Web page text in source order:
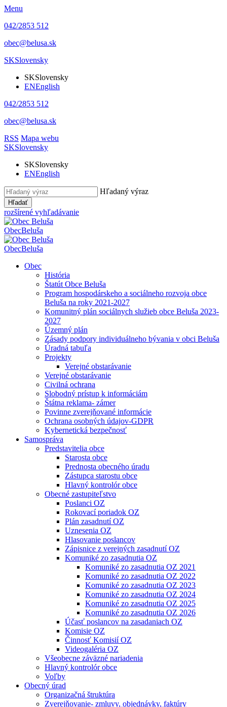
Menu
042/2853 512
obec@belusa.sk
SKSlovensky
SKSlovensky
ENEnglish
042/2853 512
obec@belusa.sk
RSS Mapa webu
SKSlovensky
SKSlovensky
ENEnglish
Hľadaný výraz
Hľadať
rozšírené vyhľadávanie
ObecBeluša
ObecBeluša
Obec
História
Štatút Obce Beluša
Program hospodárskeho a sociálneho rozvoja obce
Beluša na roky 2021-2027
Komunitný plán sociálnych služieb obce Beluša 2023-
2027
Územný plán
Zásady podpory individuálneho bývania v obci Beluša
Úradná tabuľa
Projekty
Verejné obstarávanie
Verejné obstarávanie
Civilná ochrana
Slobodný prístup k informáciám
Štátna reklama- zámer
Povinne zverejňované informácie
Ochrana osobných údajov-GDPR
Kybernetická bezpečnosť
Samospráva
Predstavitelia obce
Starosta obce
Prednosta obecného úradu
Zástupca starostu obce
Hlavný kontrolór obce
Obecné zastupiteľstvo
Poslanci OZ
Rokovací poriadok OZ
Plán zasadnutí OZ
Uznesenia OZ
Hlasovanie poslancov
Zápisnice z verejných zasadnutí OZ
Komuniké zo zasadnutia OZ
Komuniké zo zasadnutia OZ 2021
Komuniké zo zasadnutia OZ 2022
Komuniké zo zasadnutia OZ 2023
Komuniké zo zasadnutia OZ 2024
Komuniké zo zasadnutia OZ 2025
Komuniké zo zasadnutia OZ 2026
Účasť poslancov na zasadaniach OZ
Komisie OZ
Činnosť Komisií OZ
Videogaléria OZ
Všeobecne záväzné nariadenia
Hlavný kontrolór obce
Voľby
Obecný úrad
Organizačná štruktúra
Zverejňovanie- zmluvy, objednávky, faktúry